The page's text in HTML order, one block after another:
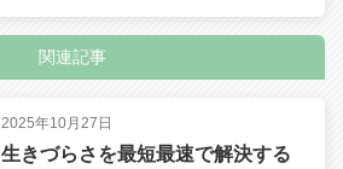
関連記事
2025年10月27日
生きづらさを最短最速で解決する